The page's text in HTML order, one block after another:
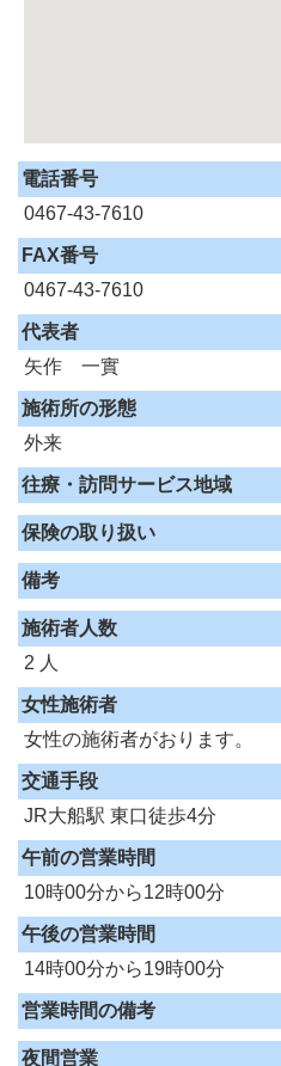
電話番号
0467-43-7610
FAX番号
0467-43-7610
代表者
矢作 一實
施術所の形態
外来
往療・訪問サービス地域
保険の取り扱い
備考
施術者人数
2 人
女性施術者
女性の施術者がおります。
交通手段
JR大船駅 東口徒歩4分
午前の営業時間
10時00分から12時00分
午後の営業時間
14時00分から19時00分
営業時間の備考
夜間営業